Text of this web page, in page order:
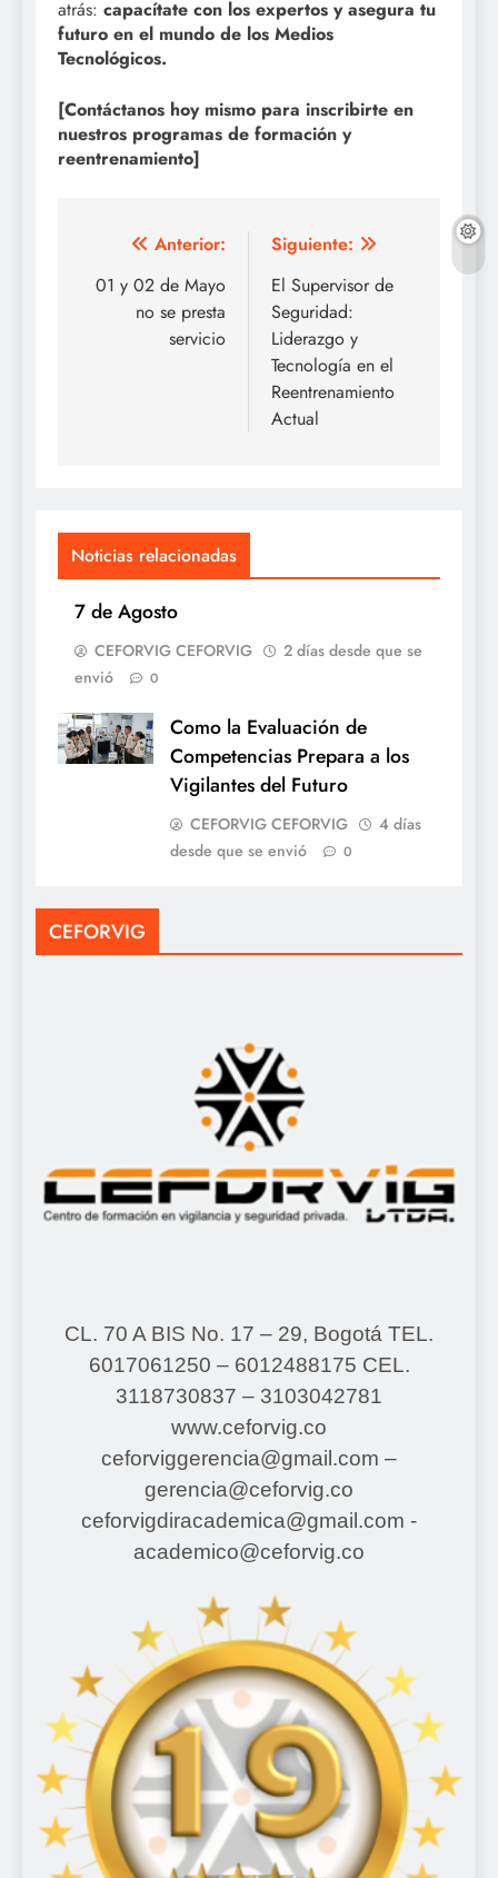
atrás: capacítate con los expertos y asegura tu
futuro en el mundo de los Medios
Tecnológicos.
[Contáctanos hoy mismo para inscribirte en
nuestros programas de formación y
reentrenamiento]
Navegación
de
entradas
Anterior:
01 y 02 de Mayo
no se presta
servicio
Siguiente:
El Supervisor de
Seguridad:
Liderazgo y
Tecnología en el
Reentrenamiento
Actual
Noticias relacionadas
7 de Agosto
CEFORVIG CEFORVIG
2 días desde que se
envió
0
Como la Evaluación de
Competencias Prepara a los
Vigilantes del Futuro
CEFORVIG CEFORVIG
4 días
desde que se envió
0
CEFORVIG
CL. 70 A BIS No. 17 – 29, Bogotá TEL.
6017061250 – 6012488175 CEL.
3118730837 – 3103042781
www.ceforvig.co
ceforviggerencia@gmail.com –
gerencia@ceforvig.co
ceforvigdiracademica@gmail.com -
academico@ceforvig.co